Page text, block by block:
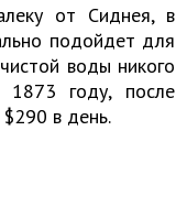
от Сиднея, в
подойдет для
воды никого
году, после
$290 в день.